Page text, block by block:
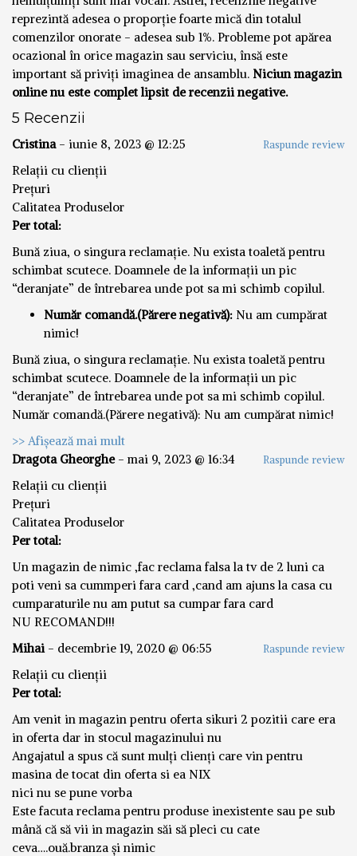
reprezintă adesea o proporție foarte mică din totalul
comenzilor onorate - adesea sub 1%. Probleme pot apărea
ocazional în orice magazin sau serviciu, însă este
important să priviți imaginea de ansamblu. Niciun magazin
online nu este complet lipsit de recenzii negative.
5 Recenzii
Cristina- iunie 8, 2023 @ 12:25 Raspunde review
Relații cu clienții
Prețuri
Calitatea Produselor
Per total:
Bună ziua, o singura reclamație. Nu exista toaletă pentru
schimbat scutece. Doamnele de la informații un pic
“deranjate” de întrebarea unde pot sa mi schimb copilul.
Număr comandă.(Părere negativă): Nu am cumpărat
nimic!
Bună ziua, o singura reclamație. Nu exista toaletă pentru
schimbat scutece. Doamnele de la informații un pic
“deranjate” de întrebarea unde pot sa mi schimb copilul.
Număr comandă.(Părere negativă): Nu am cumpărat nimic!
>> Afișează mai mult
Dragota Gheorghe- mai 9, 2023 @ 16:34 Raspunde review
Relații cu clienții
Prețuri
Calitatea Produselor
Per total:
Un magazin de nimic ,fac reclama falsa la tv de 2 luni ca
poti veni sa cummperi fara card ,cand am ajuns la casa cu
cumparaturile nu am putut sa cumpar fara card
NU RECOMAND!!!
Mihai - decembrie 19, 2020 @ 06:55 Raspunde review
Relații cu clienții
Per total:
Am venit in magazin pentru oferta sikuri 2 pozitii care era
in oferta dar in stocul magazinului nu
Angajatul a spus că sunt mulți clienți care vin pentru
masina de tocat din oferta si ea NIX
nici nu se pune vorba
Este facuta reclama pentru produse inexistente sau pe sub
mână că să vii in magazin săi să pleci cu cate
ceva….ouă.branza și nimic